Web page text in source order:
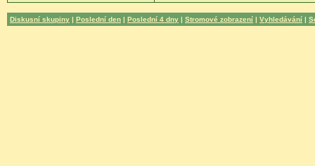
Diskusní skupiny | Poslední den | Poslední 4 dny | Stromové zobrazení | Vyhledávání |